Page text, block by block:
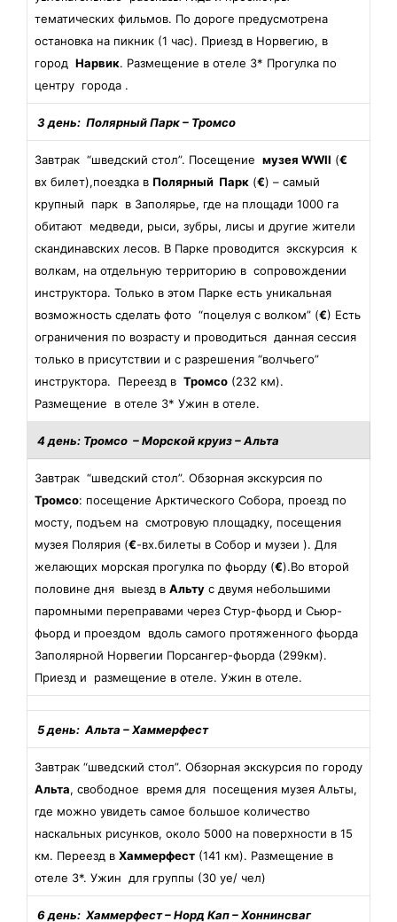
тематических фильмов. По дороге предусмотрена
остановка на пикник (1 час). Приезд в Норвегию, в
город Нарвик. Размещение в отеле 3* Прогулка по
центру города .
3 день: Полярный Парк – Тромсо
Завтрак “шведский стол”. Посещение музея WWII (€
вх билет),поездка в Полярный Парк (€) – самый
крупный парк в Заполярье, где на площади 1000 га
обитают медведи, рыси, зубры, лисы и другие жители
скандинавских лесов. В Парке проводится экскурсия к
волкам, на отдельную территорию в сопровождении
инструктора. Только в этом Парке есть уникальная
возможность сделать фото “поцелуя с волком” (€) Есть
ограничения по возрасту и проводиться данная сессия
только в присутствии и с разрешения “волчьего”
инструктора. Переезд в Тромсо (232 км).
Размещение в отеле 3* Ужин в отеле.
4 день: Тромсо – Морской круиз – Альта
Завтрак “шведский стол”. Обзорная экскурсия по
Тромсо: посещение Арктического Собора, проезд по
мосту, подъем на смотровую площадку, посещения
музея Полярия (€-вх.билеты в Собор и музеи ). Для
желающих морская прогулка по фьорду (€).Во второй
половине дня выезд в Альту с двумя небольшими
паромными переправами через Стур-фьорд и Сьюр-
фьорд и проездом вдоль самого протяженного фьорда
Заполярной Норвегии Порсангер-фьорда (299км).
Приезд и размещение в отеле. Ужин в отеле.
5 день: Альта – Хаммерфест
Завтрак “шведский стол”. Обзорная экскурсия по городу
Альта, свободное время для посещения музея Альты,
где можно увидеть самое большое количество
наскальных рисунков, около 5000 на поверхности в 15
км. Переезд в Хаммерфест (141 км). Размещение в
отеле 3*. Ужин для группы (30 уе/ чел)
6 день: Хаммерфест– Норд Кап– Хоннинсваг